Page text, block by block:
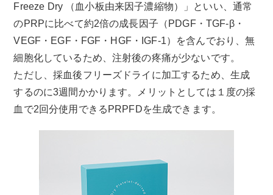
Freeze Dry （血小板由来因子濃縮物）」といい、通常
のPRPに比べて約2倍の成長因子（PDGF・TGF-β・
VEGF・EGF・FGF・HGF・IGF-1）を含んでおり、無
細胞化しているため、注射後の疼痛が少ないです。
ただし、採血後フリーズドライに加工するため、生成
するのに3週間かかります。メリットとしては１度の採
血で2回分使用できるPRPFDを生成できます。